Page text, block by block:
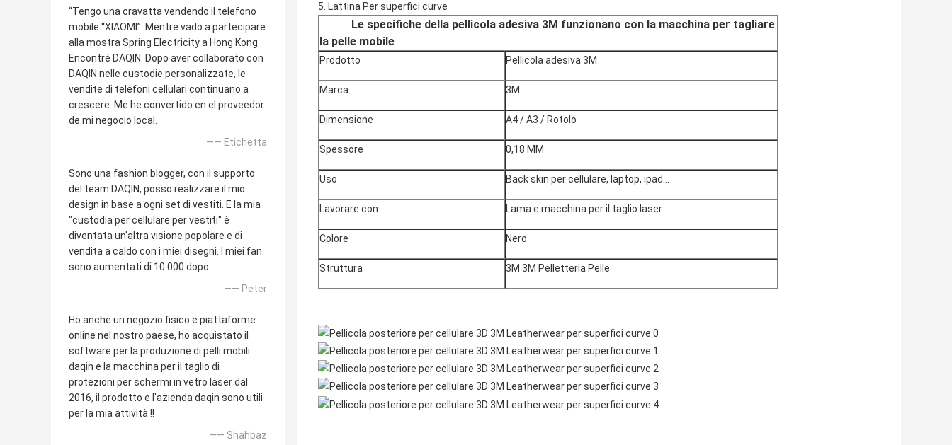
“Tengo una cravatta vendendo il telefono
mobile “XIAOMI”. Mentre vado a partecipare
alla mostra Spring Electricity a Hong Kong.
Encontré DAQIN. Dopo aver collaborato con
DAQIN nelle custodie personalizzate, le
vendite di telefoni cellulari continuano a
crescere. Me he convertido en el proveedor
de mi negocio local.
—— Etichetta
Sono una fashion blogger, con il supporto
del team DAQIN, posso realizzare il mio
design in base a ogni set di vestiti. E la mia
"custodia per cellulare per vestiti" è
diventata un'altra visione popolare e di
vendita a caldo con i miei disegni. I miei fan
sono aumentati di 10.000 dopo.
—— Peter
Ho anche un negozio fisico e piattaforme
online nel nostro paese, ho acquistato il
software per la produzione di pelli mobili
daqin e la macchina per il taglio di
protezioni per schermi in vetro laser dal
2016, il prodotto e l'azienda daqin sono utili
per la mia attività !!
—— Shahbaz
5. Lattina Per superfici curve
Le specifiche della pellicola adesiva 3M funzionano con la macchina per tagliare
la pelle mobile
Prodotto Pellicola adesiva 3M
Marca 3M
Dimensione A4 / A3 / Rotolo
Spessore 0,18 MM
Uso Back skin per cellulare, laptop, ipad...
Lavorare con Lama e macchina per il taglio laser
Colore Nero
Struttura 3M 3M Pelletteria Pelle